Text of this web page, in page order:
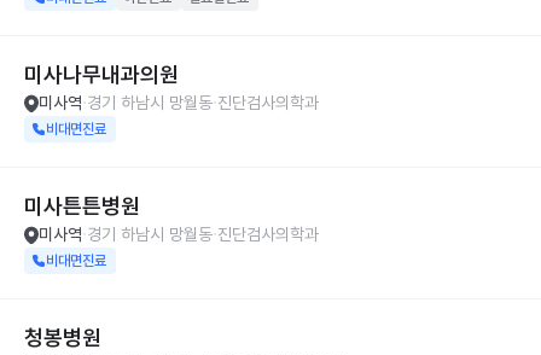
미사나무내과의원
미사역 경기 하남시 망월동 진단검사의학과
비대면진료
미사튼튼병원
미사역 경기 하남시 망월동 진단검사의학과
비대면진료
청봉병원